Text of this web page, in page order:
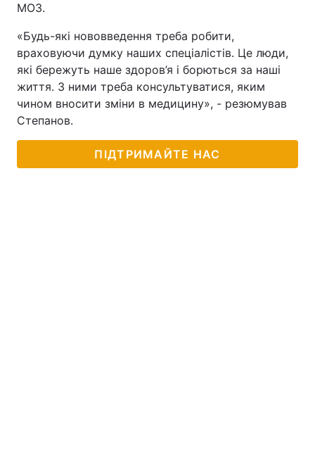
МОЗ.
«Будь-які нововведення треба робити,
враховуючи думку наших спеціалістів. Це люди,
які бережуть наше здоров’я і борються за наші
життя. З ними треба консультуватися, яким
чином вносити зміни в медицину», - резюмував
Степанов.
ПІДТРИМАЙТЕ НАС